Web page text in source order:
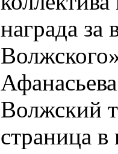
награда за
Волжский
страница